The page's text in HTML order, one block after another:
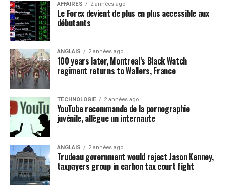
AFFAIRES 2 années ago
Le Forex devient de plus en plus accessible aux
débutants
ANGLAIS 2 années ago
100 years later, Montreal’s Black Watch
regiment returns to Wallers, France
TECHNOLOGIE 2 années ago
YouTube recommande de la pornographie
juvénile, allègue un internaute
ANGLAIS 2 années ago
Trudeau government would reject Jason Kenney,
taxpayers group in carbon tax court fight